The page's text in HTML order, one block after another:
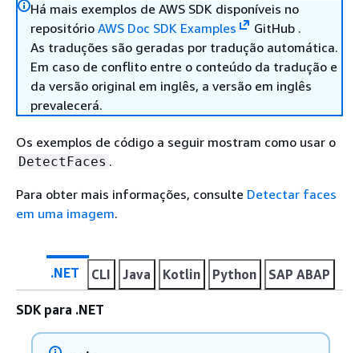
Há mais exemplos de AWS SDK disponíveis no
repositório AWS Doc SDK Examples
GitHub .
As traduções são geradas por tradução automática.
Em caso de conflito entre o conteúdo da tradução e
da versão original em inglês, a versão em inglês
prevalecerá.
Os exemplos de código a seguir mostram como usar o
DetectFaces .
Para obter mais informações, consulte Detectar faces
em uma imagem.
.NET CLI Java Kotlin Python SAP ABAP
SDK para .NET